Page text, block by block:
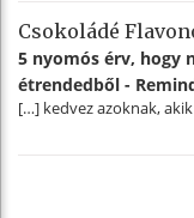
Csokoládé
5 nyomós érv, hogy
étrendedből -
[…] kedvez azoknak,